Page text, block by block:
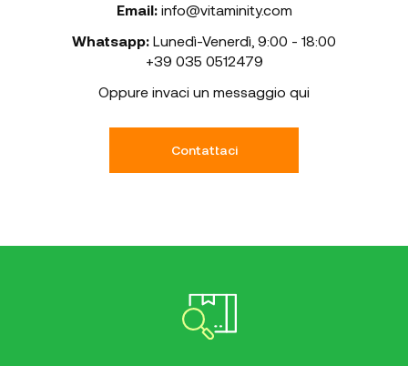
Email: info@vitaminity.com
Whatsapp: Lunedì-Venerdì 9:00 - 18:00
+39 035 0512479
Oppure invaci un messaggio qui
Contattaci